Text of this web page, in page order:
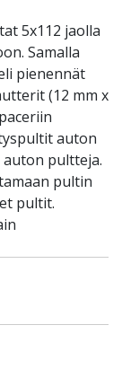
5x112 jaolla
Samalla
pienennät
(12 mm x
auton
auton pultteja.
pultin
pultit.